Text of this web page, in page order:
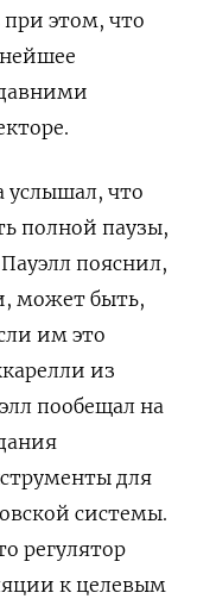
при этом, что
услышал, что
полной паузы,
пояснил,
может быть,
им это
из
пообещал на
для
системы.
регулятор
к целевым